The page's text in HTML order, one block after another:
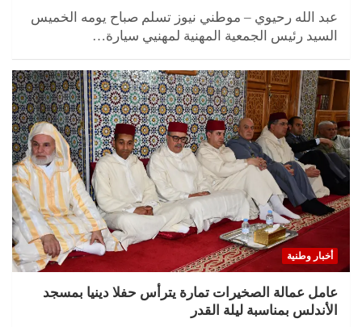
عبد الله رحيوي – موطني نيوز تسلم صباح يومه الخميس
السيد رئيس الجمعية المهنية لمهنيي سيارة…
أخبار وطنية
عامل عمالة الصخيرات تمارة يترأس حفلا دينيا بمسجد
الأندلس بمناسبة ليلة القدر